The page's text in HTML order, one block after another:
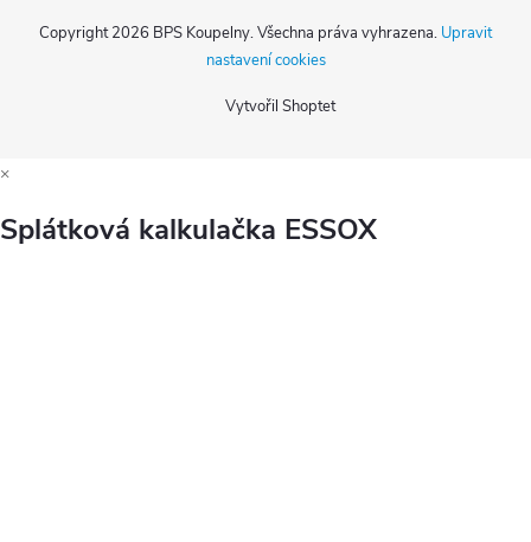
Vytvořil Shoptet
Copyright 2026 BPS Koupelny. Všechna práva vyhrazena. Upravit
nastavení cookies
×
Splátková kalkulačka ESSOX